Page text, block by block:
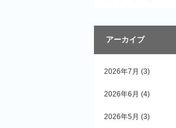
アーカイブ
2026年7月 (3)
2026年6月 (4)
2026年5月 (3)